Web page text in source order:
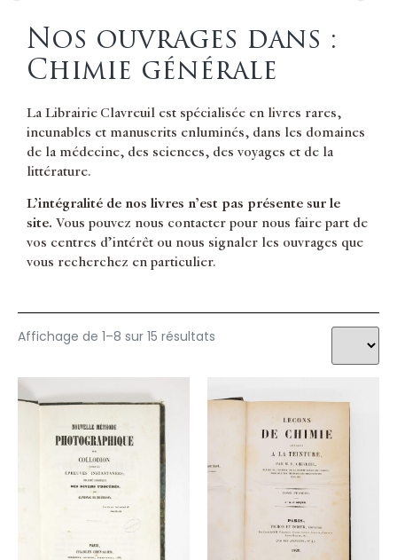
Nos ouvrages dans :
Chimie générale
La Librairie Clavreuil est spécialisée en livres rares,
incunables et manuscrits enluminés, dans les domaines
de la médecine, des sciences, des voyages et de la
littérature.
L’intégralité de nos livres n’est pas présente sur le
site. Vous pouvez nous contacter pour nous faire part de
vos centres d’intérêt ou nous signaler les ouvrages que
vous recherchez en particulier.
Affichage de 1–8 sur 15 résultats